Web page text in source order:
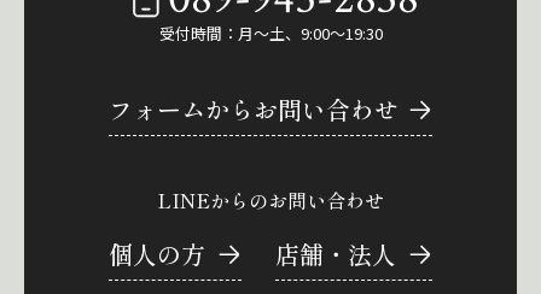
受付時間：月～土、9:00～19:30
フォームからお問い合わせ
LINEからのお問い合わせ
個人の方 店舗・法人